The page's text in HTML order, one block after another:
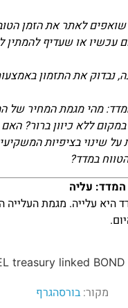
לאתר את הזמן
או שעדיף להמתין
נבדוק את התזמון
מהי מגמת המחיר של
ללא כיוון ברור? האם
שינוי בציפיות
במדד?
היא עלייה. מגמת העלייה
מקור:בורסהגרף